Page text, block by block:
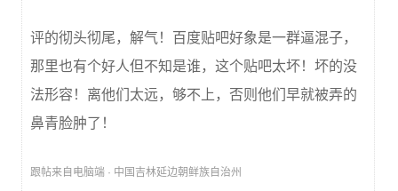
评的彻头彻尾，解气！百度贴吧好象是一群逼混子，
那里也有个好人但不知是谁，这个贴吧太坏！坏的没
法形容！离他们太远，够不上，否则他们早就被弄的
鼻青脸肿了！
跟帖来自电脑端 · 中国吉林延边朝鲜族自治州